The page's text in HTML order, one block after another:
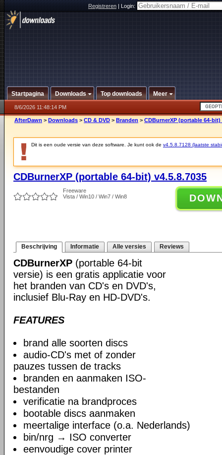
Registreren|Login:
Startpagina Downloads Top downloads Meer
8/6/2026 11:48:14 PM
AfterDawn > Downloads > CD & DVD > Branden > CDBurnerXP (portable 64-bit)
Dit is een oude versie van deze software. Je kunt ook de v4.5.8.7128 (laatste
CDBurnerXP (portable 64-bit) v4.5.8.7035
Freeware
Vista / Win10 / Win7 / Win8
Beschrijving Informatie Alle versies Reviews
CDBurnerXP (portable 64-bit
versie) is een gratis applicatie voor
het branden van CD's en DVD's,
inclusief Blu-Ray en HD-DVD's.
FEATURES
brand alle soorten discs
audio-CD's met of zonder
pauzes tussen de tracks
branden en aanmaken ISO-
bestanden
verificatie na brandproces
bootable discs aanmaken
meertalige interface (o.a. Nederlands)
bin/nrg → ISO converter
eenvoudige cover printer